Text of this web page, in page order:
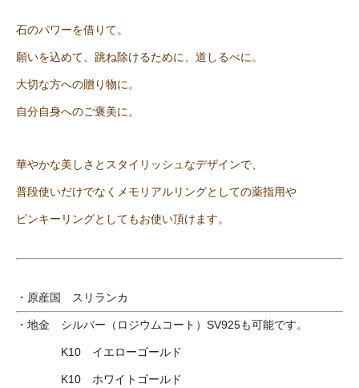
石のパワーを借りて。
願いを込めて、跳ね除けるために、道しるべに。
大切な方への贈り物に。
自分自身へのご褒美に。
華やかな美しさとスタイリッシュなデザインで、
普段使いだけでなくメモリアルリングとしての薬指用や
ピンキーリングとしてもお使い頂けます。
・原産国 スリランカ
・地金 シルバー（ロジウムコート）SV925も可能です。
K10 イエローゴールド
K10 ホワイトゴールド